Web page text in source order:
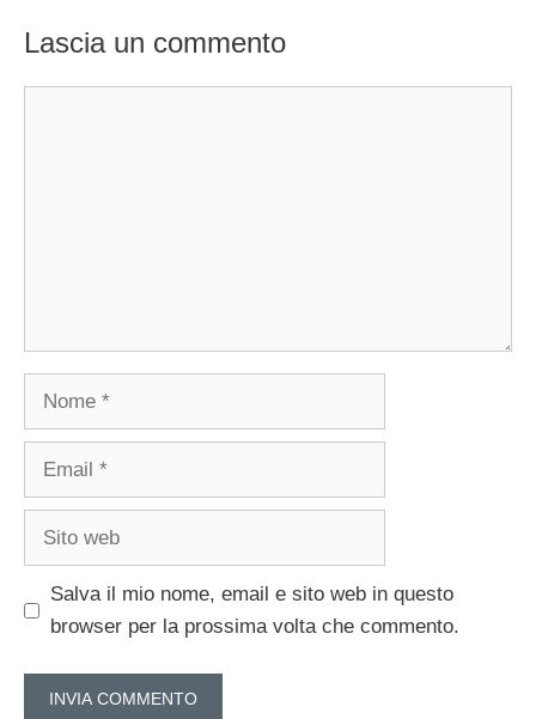
Lascia un commento
Nome
Email
Sito
Salva il mio nome, email e sito web in questo
browser per la prossima volta che commento.